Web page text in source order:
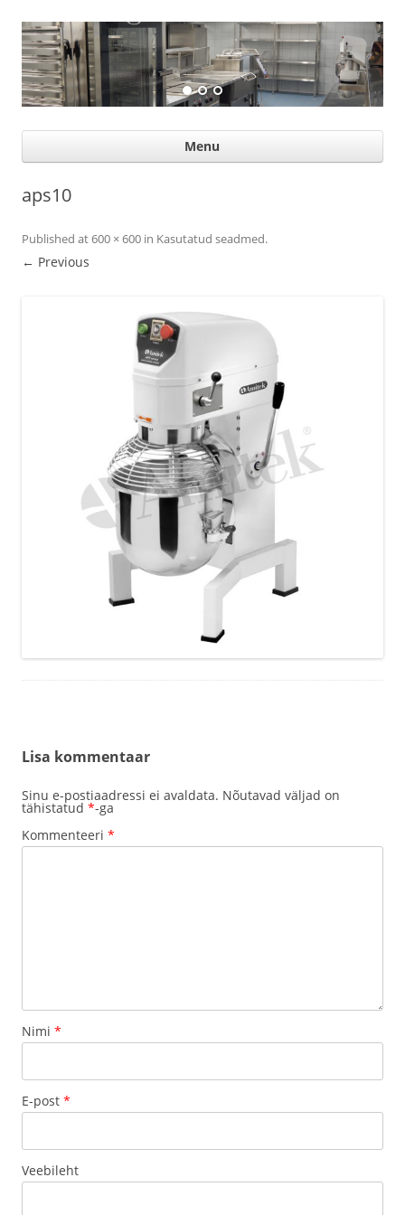
Suurköögiseadmed
Professional help for proffs
Menu
aps10
Published at600 × 600 in Kasutatud seadmed.
← Previous
Lisa kommentaar
Sinu e-postiaadressi ei avaldata. Nõutavad väljad on
tähistatud *-ga
Kommenteeri *
Nimi *
E-post *
Veebileht